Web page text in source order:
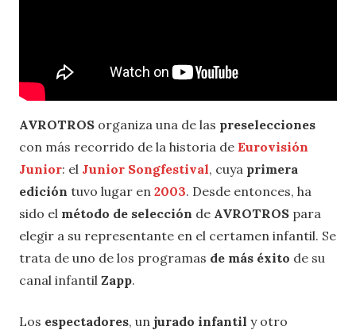
AVROTROS organiza una de las preselecciones
con más recorrido de la historia de Eurovisión
Junior: el Junior Songfestival, cuya primera
edición tuvo lugar en 2003. Desde entonces, ha
sido el método de selección de AVROTROS para
elegir a su representante en el certamen infantil. Se
trata de uno de los programas de más éxito de su
canal infantil Zapp.
Los espectadores, un jurado infantil y otro